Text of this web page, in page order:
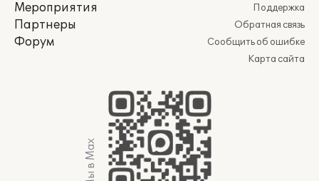
Мероприятия
Партнеры
Форум
Поддержка
Обратная связь
Сообщить об ошибке
Карта сайта
Мы в Max